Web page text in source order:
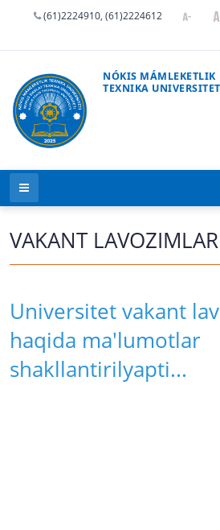
(61)2224910, (61)2224612
NÓKIS MÁMLEKETLIK
TEXNIKA
VAKANT LAVOZIMLAR
Universitet vakant
haqida ma'lumotlar
shakllantirilyapti...